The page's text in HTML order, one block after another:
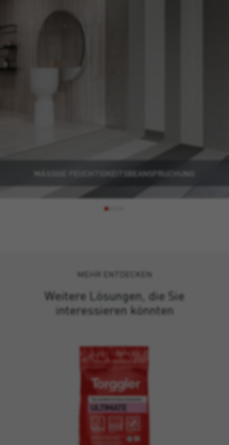
MÄSSIGE FEUCHTIGKEITSBEANSPRUCHUNG
MEHR ENTDECKEN
Weitere Lösungen, die Sie
interessieren könnten